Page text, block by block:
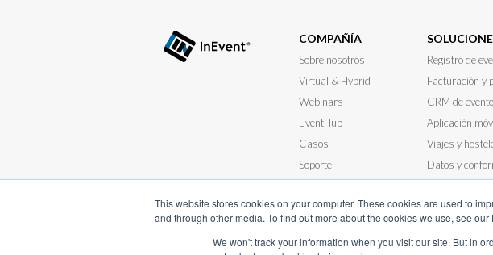
This website stores cookies on your computer. These cookies are used to
and through other media. To find out more about the cookies we use, see our
We won't track your information when you visit our site. But in
COMPAÑÍA
Sobre nosotros
Virtual & Hybrid
Webinars
EventHub
Casos
Soporte
Registro de
Facturación y
CRM de
Aplicación
Viajes y
Datos y